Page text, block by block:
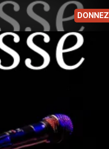
DONNEZ